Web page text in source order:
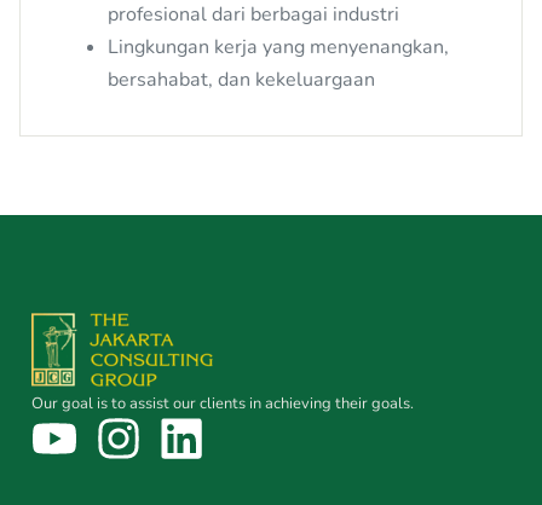
profesional dari berbagai industri
Lingkungan kerja yang menyenangkan,
bersahabat, dan kekeluargaan
Our goal is to assist our clients in achieving their goals.